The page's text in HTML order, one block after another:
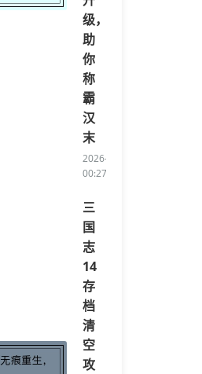
级，
助
你
称
霸
汉
末
2026-04-14
00:27:06/li>
三
国
志
14
存
档
清
空
攻